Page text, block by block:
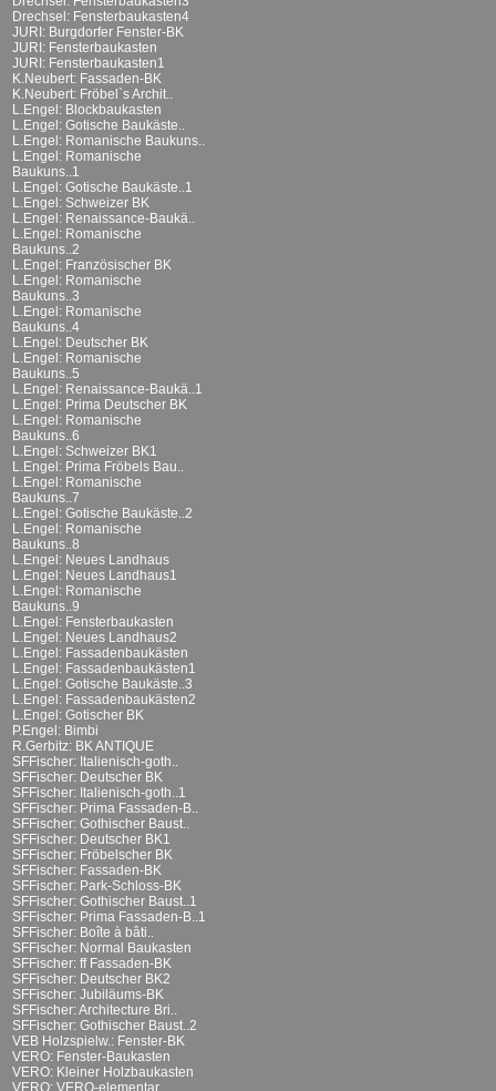
Drechsel: Fensterbaukasten4
JURI: Burgdorfer Fenster-BK
JURI: Fensterbaukasten
JURI: Fensterbaukasten1
K.Neubert: Fassaden-BK
K.Neubert: Fröbel`s Archit..
L.Engel: Blockbaukasten
L.Engel: Gotische Baukäste..
L.Engel: Romanische Baukuns..
L.Engel: Romanische
Baukuns..1
L.Engel: Gotische Baukäste..1
L.Engel: Schweizer BK
L.Engel: Renaissance-Baukä..
L.Engel: Romanische
Baukuns..2
L.Engel: Französischer BK
L.Engel: Romanische
Baukuns..3
L.Engel: Romanische
Baukuns..4
L.Engel: Deutscher BK
L.Engel: Romanische
Baukuns..5
L.Engel: Renaissance-Baukä..1
L.Engel: Prima Deutscher BK
L.Engel: Romanische
Baukuns..6
L.Engel: Schweizer BK1
L.Engel: Prima Fröbels Bau..
L.Engel: Romanische
Baukuns..7
L.Engel: Gotische Baukäste..2
L.Engel: Romanische
Baukuns..8
L.Engel: Neues Landhaus
L.Engel: Neues Landhaus1
L.Engel: Romanische
Baukuns..9
L.Engel: Fensterbaukasten
L.Engel: Neues Landhaus2
L.Engel: Fassadenbaukästen
L.Engel: Fassadenbaukästen1
L.Engel: Gotische Baukäste..3
L.Engel: Fassadenbaukästen2
L.Engel: Gotischer BK
P.Engel: Bimbi
R.Gerbitz: BK ANTIQUE
SFFischer: Italienisch-goth..
SFFischer: Deutscher BK
SFFischer: Italienisch-goth..1
SFFischer: Prima Fassaden-B..
SFFischer: Gothischer Baust..
SFFischer: Deutscher BK1
SFFischer: Fröbelscher BK
SFFischer: Fassaden-BK
SFFischer: Park-Schloss-BK
SFFischer: Gothischer Baust..1
SFFischer: Prima Fassaden-B..1
SFFischer: Boîte à bâti..
SFFischer: Normal Baukasten
SFFischer: ff Fassaden-BK
SFFischer: Deutscher BK2
SFFischer: Jubiläums-BK
SFFischer: Architecture Bri..
SFFischer: Gothischer Baust..2
VEB Holzspielw.: Fenster-BK
VERO: Fenster-Baukasten
VERO: Kleiner Holzbaukasten
VERO: VERO-elementar